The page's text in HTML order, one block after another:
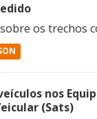
os trechos
nos
(Sats)